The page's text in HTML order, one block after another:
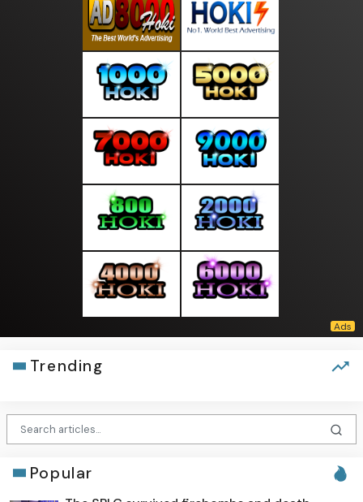
Trending
Popular